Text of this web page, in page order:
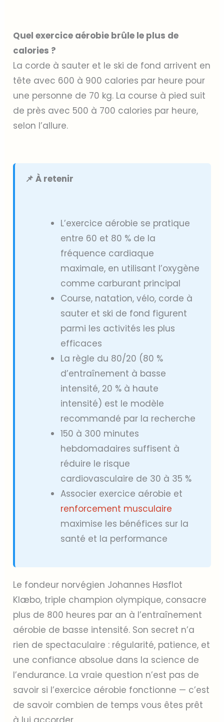
Quel exercice aérobie brûle le plus de
calories ?
La corde à sauter et le ski de fond arrivent en
tête avec 600 à 900 calories par heure pour
une personne de 70 kg. La course à pied suit
de près avec 500 à 700 calories par heure,
selon l’allure.
📌 À retenir
L’exercice aérobie se pratique
entre 60 et 80 % de la
fréquence cardiaque
maximale, en utilisant l’oxygène
comme carburant principal
Course, natation, vélo, corde à
sauter et ski de fond figurent
parmi les activités les plus
efficaces
La règle du 80/20 (80 %
d’entraînement à basse
intensité, 20 % à haute
intensité) est le modèle
recommandé par la recherche
150 à 300 minutes
hebdomadaires suffisent à
réduire le risque
cardiovasculaire de 30 à 35 %
Associer exercice aérobie et
renforcement musculaire
maximise les bénéfices sur la
santé et la performance
Le fondeur norvégien Johannes Høsflot
Klæbo, triple champion olympique, consacre
plus de 800 heures par an à l’entraînement
aérobie de basse intensité. Son secret n’a
rien de spectaculaire : régularité, patience, et
une confiance absolue dans la science de
l’endurance. La vraie question n’est pas de
savoir si l’exercice aérobie fonctionne — c’est
de savoir combien de temps vous êtes prêt